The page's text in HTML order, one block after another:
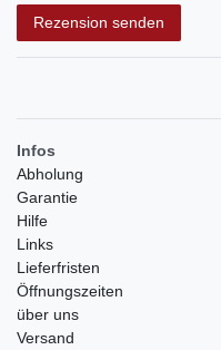
Rezension senden
Infos
Abholung
Garantie
Hilfe
Links
Lieferfristen
Öffnungszeiten
über uns
Versand